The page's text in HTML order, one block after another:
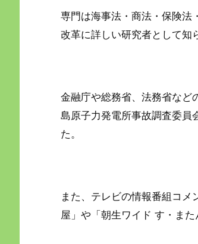
専門は海事法・商法・保険法
改革に詳しい研究者として知
金融庁や総務省、法務省など
島原子力発電所事故調査委員
た。
また、テレビの情報番組コ
屋」や「朝生ワイド す・また